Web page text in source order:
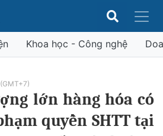
Khoa học - Công nghệ
lớn hàng hóa có
quyền SHTT tại